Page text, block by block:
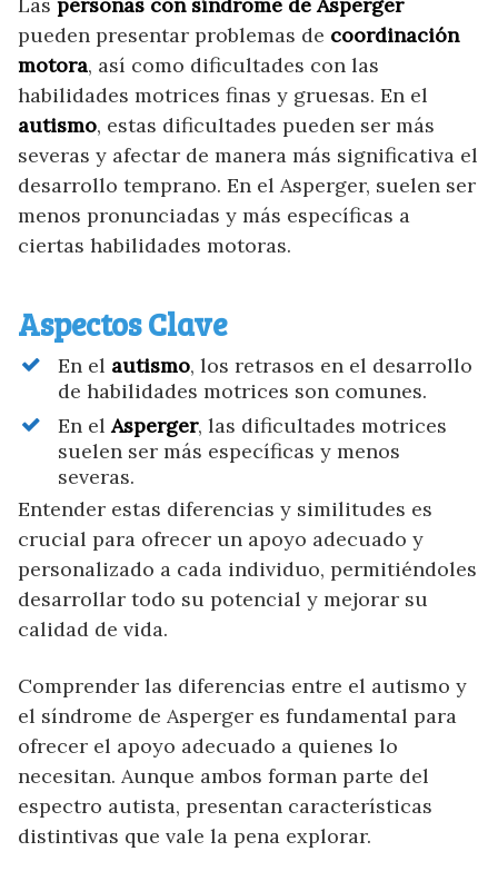
pueden presentar problemas de coordinación
motora, así como dificultades con las
habilidades motrices finas y gruesas. En el
autismo, estas dificultades pueden ser más
severas y afectar de manera más significativa el
desarrollo temprano. En el Asperger, suelen ser
menos pronunciadas y más específicas a
ciertas habilidades motoras.
Aspectos Clave
En el autismo, los retrasos en el desarrollo
de habilidades motrices son comunes.
En elAsperger, las dificultades motrices
suelen ser más específicas y menos
severas.
Entender estas diferencias y similitudes es
crucial para ofrecer un apoyo adecuado y
personalizado a cada individuo, permitiéndoles
desarrollar todo su potencial y mejorar su
calidad de vida.
Comprender las diferencias entre el autismo y
el síndrome de Asperger es fundamental para
ofrecer el apoyo adecuado a quienes lo
necesitan. Aunque ambos forman parte del
espectro autista, presentan características
distintivas que vale la pena explorar.